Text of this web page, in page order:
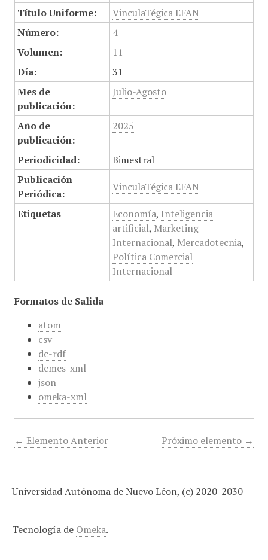
Título Uniforme:
VinculaTégica EFAN
Número:
4
Volumen:
11
Día:
31
Mes de
publicación:
Julio-Agosto
Año de
publicación:
2025
Periodicidad:
Bimestral
Publicación
Periódica:
VinculaTégica EFAN
Etiquetas Economía, Inteligencia
artificial, Marketing
Internacional, Mercadotecnia,
Política Comercial
Internacional
Formatos de Salida
atom
csv
dc-rdf
dcmes-xml
json
omeka-xml
← Elemento Anterior Próximo elemento →
Universidad Autónoma de Nuevo Léon, (c) 2020-2030 -
Tecnología de Omeka.